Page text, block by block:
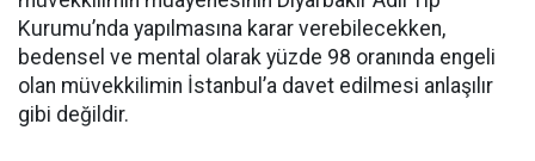
Kurumu’nda yapılmasına karar verebilecekken,
bedensel ve mental olarak yüzde 98 oranında engeli
olan müvekkilimin İstanbul’a davet edilmesi anlaşılır
gibi değildir.